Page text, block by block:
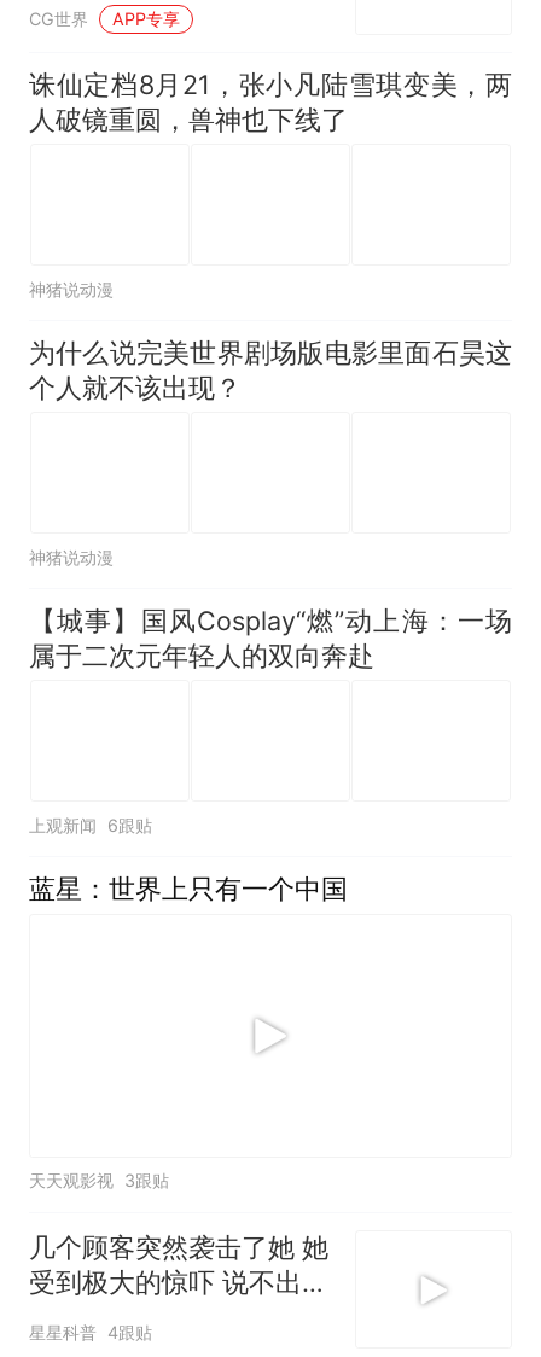
CG世界 APP专享
诛仙定档8月21，张小凡陆雪琪变美，两
人破镜重圆，兽神也下线了
神猪说动漫
为什么说完美世界剧场版电影里面石昊这
个人就不该出现？
神猪说动漫
【城事】国风Cosplay“燃”动上海：一场
属于二次元年轻人的双向奔赴
上观新闻 6跟贴
蓝星：世界上只有一个中国
天天观影视 3跟贴
几个顾客突然袭击了她 她
受到极大的惊吓 说不出话
来
星星科普 4跟贴